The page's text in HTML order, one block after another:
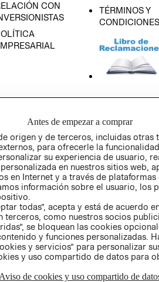
CON
TÉRMINOS Y
CONDICIONES
GIFT CARD
AVISO DE
Antes de empezar a comprar
origen y de terceros, incluidas otras
para ofrecerle la
su experiencia de usuario,
en nuestros sitios web,
en Internet y a través de plataformas
información sobre el usuario, los
todas”, acepta y está de acuerdo
terceros, como nuestros socios
se bloquean las cookies
y funciones personalizadas.
y servicios” para personalizar
y uso compartido de datos para
Aviso de cookies y uso compartido de